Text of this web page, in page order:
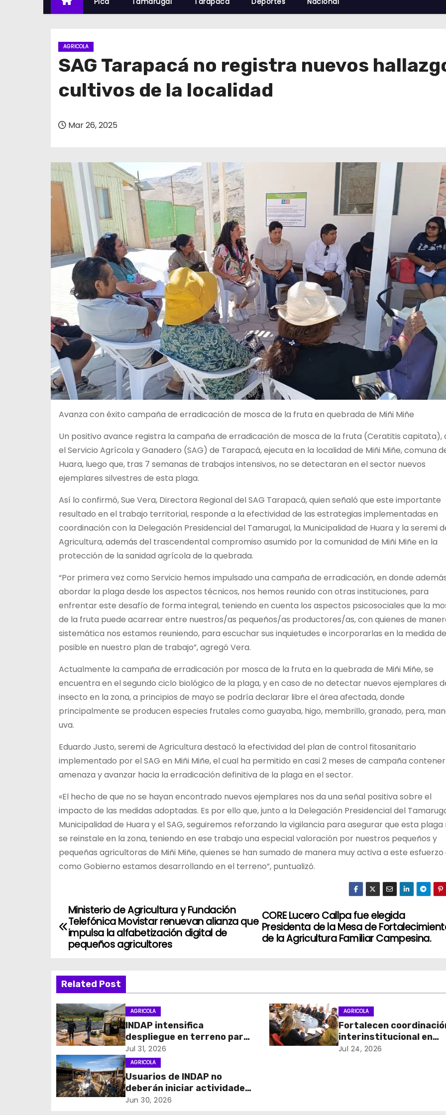
AGRICOLA
SAG Tarapacá no registra nuevos
cultivos de la localidad
Mar 26, 2025
Avanza con éxito campaña de erradicación de mosca de la fruta en quebrada de Miñi Miñe
Un positivo avance registra la campaña de erradicación de mosca de la fruta (Ceratitis capitata),
el Servicio Agrícola y Ganadero (SAG) de Tarapacá, ejecuta en la localidad de Miñi Miñe, comuna
Huara, luego que, tras 7 semanas de trabajos intensivos, no se detectaran en el sector nuevos
ejemplares silvestres de esta plaga.
Así lo confirmó, Sue Vera, Directora Regional del SAG Tarapacá, quien señaló que este importante
resultado en el trabajo territorial, responde a la efectividad de las estrategias implementadas en
coordinación con la Delegación Presidencial del Tamarugal, la Municipalidad de Huara y la seremi
Agricultura, además del trascendental compromiso asumido por la comunidad de Miñi Miñe en la
protección de la sanidad agrícola de la quebrada.
“Por primera vez como Servicio hemos impulsado una campaña de erradicación, en donde
abordar la plaga desde los aspectos técnicos, nos hemos reunido con otras instituciones, para
enfrentar este desafío de forma integral, teniendo en cuenta los aspectos psicosociales que la
de la fruta puede acarrear entre nuestros/as pequeños/as productores/as, con quienes de
sistemática nos estamos reuniendo, para escuchar sus inquietudes e incorporarlas en la medida
posible en nuestro plan de trabajo”, agregó Vera.
Actualmente la campaña de erradicación por mosca de la fruta en la quebrada de Miñi Miñe, se
encuentra en el segundo ciclo biológico de la plaga, y en caso de no detectar nuevos ejemplares
insecto en la zona, a principios de mayo se podría declarar libre el área afectada, donde
principalmente se producen especies frutales como guayaba, higo, membrillo, granado, pera,
uva.
Eduardo Justo, seremi de Agricultura destacó la efectividad del plan de control fitosanitario
implementado por el SAG en Miñi Miñe, el cual ha permitido en casi 2 meses de campaña
amenaza y avanzar hacia la erradicación definitiva de la plaga en el sector.
«El hecho de que no se hayan encontrado nuevos ejemplares nos da una señal positiva sobre el
impacto de las medidas adoptadas. Es por ello que, junto a la Delegación Presidencial del
Municipalidad de Huara y el SAG, seguiremos reforzando la vigilancia para asegurar que esta plaga
se reinstale en la zona, teniendo en ese trabajo una especial valoración por nuestros pequeños y
pequeñas agricultoras de Miñi Miñe, quienes se han sumado de manera muy activa a este esfuerzo
como Gobierno estamos desarrollando en el terreno”, puntualizó.
N
a
e
g
a
c
i
ó
n
CORE Lucero Callpa fue elegida
Presidenta de la Mesa de
de la Agricultura Familiar Campesina.
Ministerio de Agricultura y Fundación
Telefónica Movistar renuevan alianza que
impulsa la alfabetización digital de
pequeños agricultores
Related Post
AGRICOLA
INDAP intensifica
despliegue en terreno para
acompañar a los
agricultores afectados por
sistema frontal
Jul 31, 2026
AGRICOLA
Fortalecen
interinstitucional en
Tarapacá para
Jul 24, 2026
AGRICOLA
Usuarios de INDAP no
deberán iniciar actividades
en SII para acceder a
Jun 30, 2026